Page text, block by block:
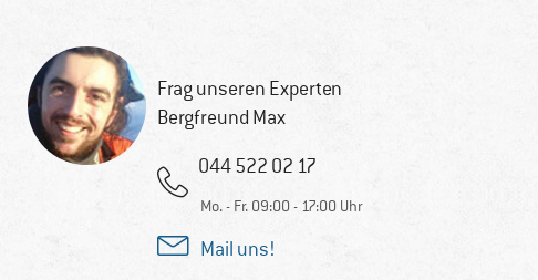
Frag unseren Experten
Bergfreund Max
044 522 02 17
Mo. - Fr. 09:00 - 17:00 Uhr
Mail uns!